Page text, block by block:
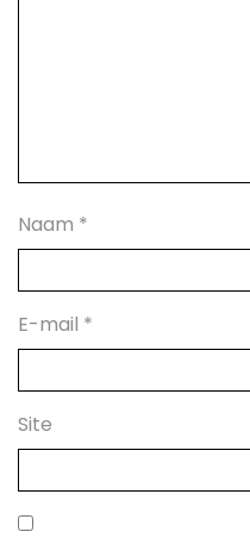
Naam *
E-mail *
Site